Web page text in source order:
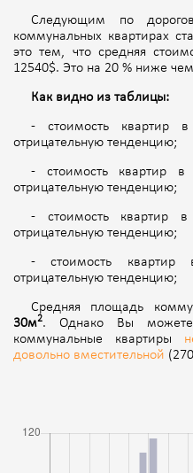
Следующим по
коммунальных квартирах
это тем, что средняя
12540$. Это на 20 % ниже
Как видно из таблицы:
- стоимость квартир
отрицательную тенденцию;
- стоимость квартир
отрицательную тенденцию;
- стоимость квартир
отрицательную тенденцию;
- стоимость
отрицательную тенденцию;
Средняя площадь
30м2. Однако Вы
коммунальные квартиры
довольно вместительной